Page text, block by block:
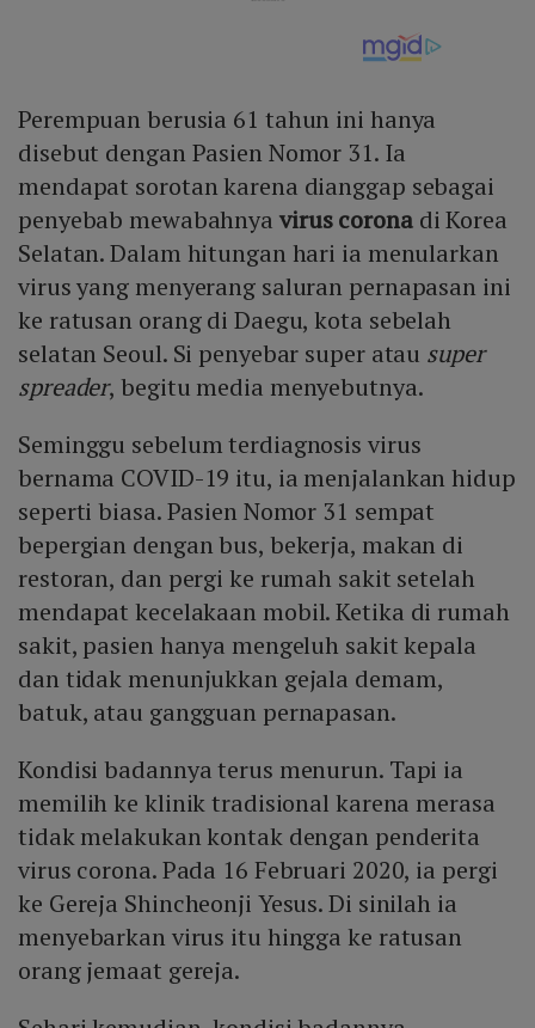
Perempuan berusia 61 tahun ini hanya
disebut dengan Pasien Nomor 31. Ia
mendapat sorotan karena dianggap sebagai
penyebab mewabahnya virus coronadi Korea
Selatan. Dalam hitungan hari ia menularkan
virus yang menyerang saluran pernapasan ini
ke ratusan orang di Daegu, kota sebelah
selatan Seoul. Si penyebar super atau super
spreader, begitu media menyebutnya.
Seminggu sebelum terdiagnosis virus
bernama COVID-19 itu, ia menjalankan hidup
seperti biasa. Pasien Nomor 31 sempat
bepergian dengan bus, bekerja, makan di
restoran, dan pergi ke rumah sakit setelah
mendapat kecelakaan mobil. Ketika di rumah
sakit, pasien hanya mengeluh sakit kepala
dan tidak menunjukkan gejala demam,
batuk, atau gangguan pernapasan.
Kondisi badannya terus menurun. Tapi ia
memilih ke klinik tradisional karena merasa
tidak melakukan kontak dengan penderita
virus corona. Pada 16 Februari 2020, ia pergi
ke Gereja Shincheonji Yesus. Di sinilah ia
menyebarkan virus itu hingga ke ratusan
orang jemaat gereja.